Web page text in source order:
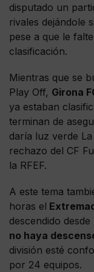
disputado un
rivales dejándole
pese a que le
clasificación.
Mientras que se
Play Off, Girona
ya estaban
terminan de
daría luz verde
rechazo del CF
la RFEF.
A este tema
horas el
descendido
no haya
división esté
por 24 equipos.